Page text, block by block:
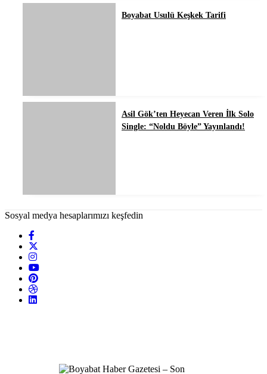
Boyabat Usulü Keşkek Tarifi
Asil Gök’ten Heyecan Veren İlk Solo
Single: “Noldu Böyle” Yayınlandı!
Sosyal medya hesaplarımızı keşfedin